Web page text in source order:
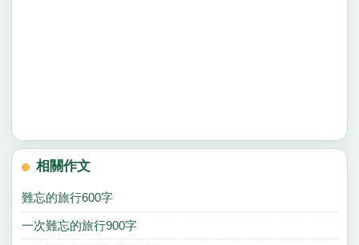
相關作文
難忘的旅行600字
一次難忘的旅行900字